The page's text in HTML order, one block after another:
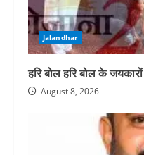
Jalandhar
हरि बोल हरि बोल के
August 8, 2026